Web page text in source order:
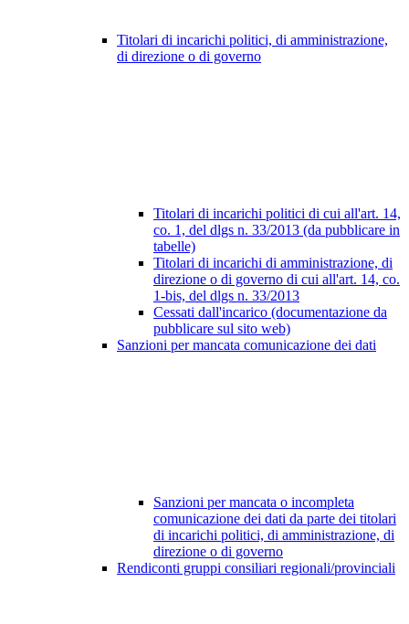
Titolari di incarichi politici, di amministrazione,
di direzione o di governo
Titolari di incarichi politici di cui all'art. 14,
co. 1, del dlgs n. 33/2013 (da pubblicare in
tabelle)
Titolari di incarichi di amministrazione, di
direzione o di governo di cui all'art. 14, co.
1-bis, del dlgs n. 33/2013
Cessati dall'incarico (documentazione da
pubblicare sul sito web)
Sanzioni per mancata comunicazione dei dati
Sanzioni per mancata o incompleta
comunicazione dei dati da parte dei titolari
di incarichi politici, di amministrazione, di
direzione o di governo
Rendiconti gruppi consiliari regionali/provinciali